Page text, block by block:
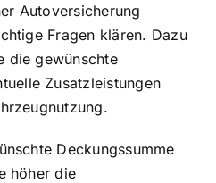
Autoversicherung
Fragen klären. Dazu
die gewünschte
Zusatzleistungen
Deckungssumme
höher die